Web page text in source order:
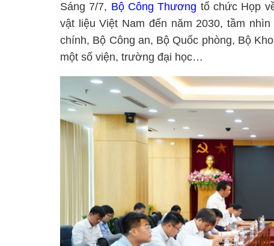
Sáng 7/7, Bộ Công Thương tổ chức Họp
vật liệu Việt Nam đến năm 2030, tầm
chính, Bộ Công an, Bộ Quốc phòng, Bộ
một số viện, trường đại học…